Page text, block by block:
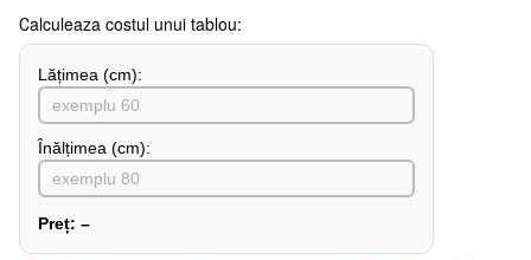
Сalculeaza costul unui tablou:
Lățimea (сm):
Înălțimea (cm):
Preț: –